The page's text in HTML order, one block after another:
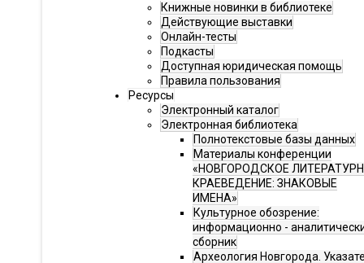
Книжные новинки в библиотеке
Действующие выставки
Онлайн-тесты
Подкасты
Доступная юридическая помощь
Правила пользования
Ресурсы
Электронный каталог
Электронная библиотека
Полнотекстовые базы данных
Материалы конференции
«НОВГОРОДСКОЕ
КРАЕВЕДЕНИЕ: ЗНАКОВЫЕ
ИМЕНА»
Культурное обозрение:
информационно -
сборник
Археология Новгорода.